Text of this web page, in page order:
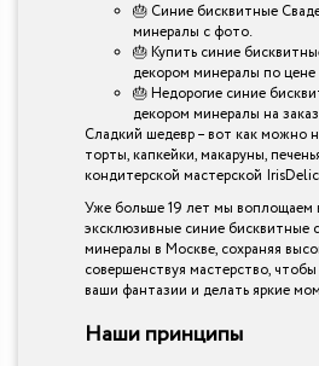
🎂 Синие бисквитные
минералы с фото.
🎂 Купить синие
декором минералы по
🎂 Недорогие синие
декором минералы на
Сладкий шедевр – вот как можно
торты, капкейки, макаруны,
кондитерской мастерской
Уже больше 19 лет мы воплощаем
эксклюзивные синие бисквитные
минералы в Москве, сохраняя
совершенствуя мастерство,
ваши фантазии и делать яркие
Наши принципы